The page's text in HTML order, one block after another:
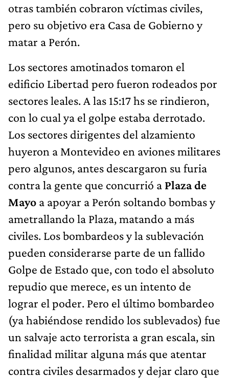
otras también cobraron víctimas civiles,
pero su objetivo era Casa de Gobierno y
matar a Perón.
Los sectores amotinados tomaron el
edificio Libertad pero fueron rodeados por
sectores leales. A las 15:17 hs se rindieron,
con lo cual ya el golpe estaba derrotado.
Los sectores dirigentes del alzamiento
huyeron a Montevideo en aviones militares
pero algunos, antes descargaron su furia
contra la gente que concurrió a Plaza de
Mayo a apoyar a Perón soltando bombas y
ametrallando la Plaza, matando a más
civiles. Los bombardeos y la sublevación
pueden considerarse parte de un fallido
Golpe de Estado que, con todo el absoluto
repudio que merece, es un intento de
lograr el poder. Pero el último bombardeo
(ya habiéndose rendido los sublevados) fue
un salvaje acto terrorista a gran escala, sin
finalidad militar alguna más que atentar
contra civiles desarmados y dejar claro que